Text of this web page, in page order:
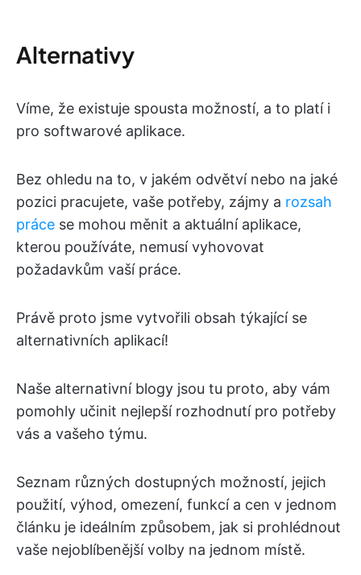
Alternativy
Víme, že existuje spousta možností, a to platí i
pro softwarové aplikace.
Bez ohledu na to, v jakém odvětví nebo na jaké
pozici pracujete, vaše potřeby, zájmy a rozsah
práce se mohou měnit a aktuální aplikace,
kterou používáte, nemusí vyhovovat
požadavkům vaší práce.
Právě proto jsme vytvořili obsah týkající se
alternativních aplikací!
Naše alternativní blogy jsou tu proto, aby vám
pomohly učinit nejlepší rozhodnutí pro potřeby
vás a vašeho týmu.
Seznam různých dostupných možností, jejich
použití, výhod, omezení, funkcí a cen v jednom
článku je ideálním způsobem, jak si prohlédnout
vaše nejoblíbenější volby na jednom místě.